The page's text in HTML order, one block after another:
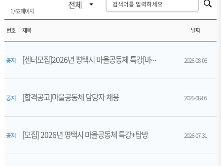
1/62페이지
전체
번호 제목 날짜
공지 [센터모집]2026년 평택시 마을공동체 특강[마을활동, 사진에 담다] 2026-08-06
공지 [합격공고]마을공동체 담당자 채용 2026-08-05
공지 [모집] 2026년 평택시 마을공동체 특강+탐방 2026-07-31